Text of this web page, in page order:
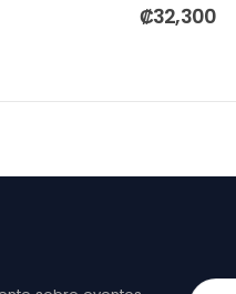
0out of 5
₡32,300